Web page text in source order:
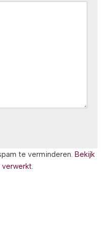
te verminderen. Bekijk
.